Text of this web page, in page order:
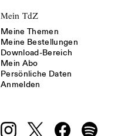
Mein TdZ
Meine Themen
Meine Bestellungen
Download-Bereich
Mein Abo
Persönliche Daten
Anmelden